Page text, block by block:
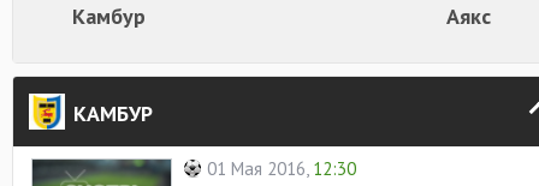
Камбур Аякс
КАМБУР
01 Мая 2016, 12:30